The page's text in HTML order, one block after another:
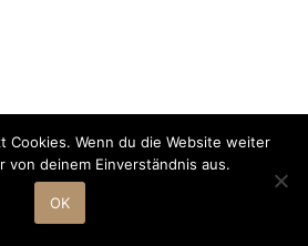
Cookies. Wenn du die Website weiter
von deinem Einverständnis aus.
OK